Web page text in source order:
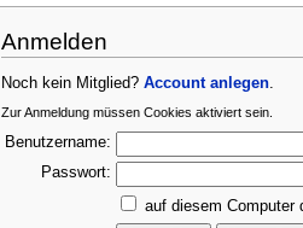
Anmelden
Noch kein Mitglied?Account anlegen
Zur Anmeldung müssen Cookies aktiviert sein.
Benutzername:
Passwort:
auf diesem Computer